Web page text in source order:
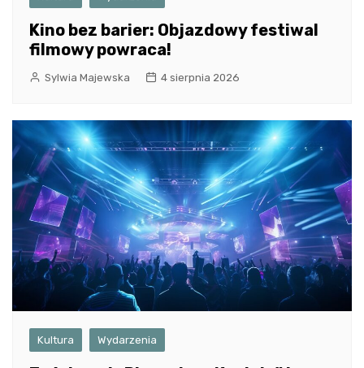
Kino bez barier: Objazdowy festiwal
filmowy powraca!
Sylwia Majewska 4 sierpnia 2026
Kultura Wydarzenia